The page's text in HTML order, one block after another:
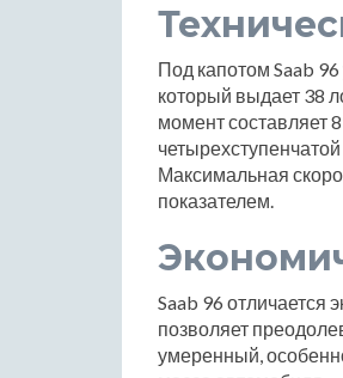
Под капотом Saab
который выдает 38
момент составляет
Максимальная
показателем.
Saab 96 отличается
позволяет
умеренный,